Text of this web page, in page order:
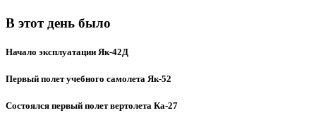
В этот день было
Начало эксплуатации Як-42Д
Первый полет учебного самолета Як-52
Состоялся первый полет вертолета Ка-27